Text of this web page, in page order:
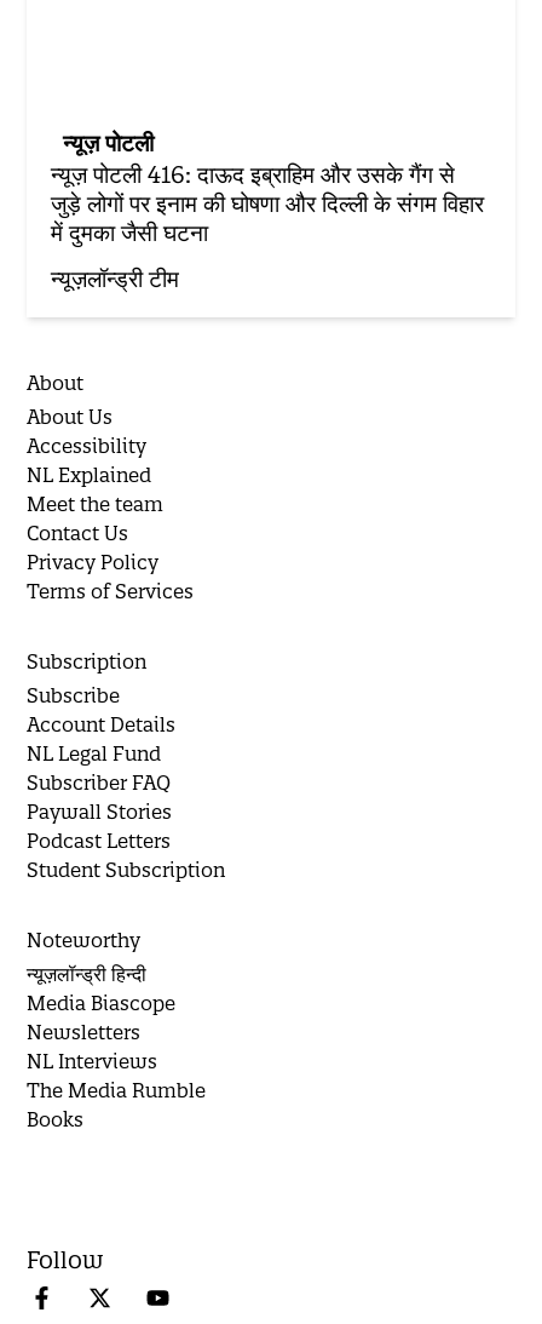
न्यूज़ पोटली
न्यूज़ पोटली 416: दाऊद इब्राहिम और उसके गैंग से
जुड़े लोगों पर इनाम की घोषणा और दिल्ली के संगम विहार
में दुमका जैसी घटना
न्यूज़लॉन्ड्री टीम
About
About Us
Accessibility
NL Explained
Meet the team
Contact Us
Privacy Policy
Terms of Services
Subscription
Subscribe
Account Details
NL Legal Fund
Subscriber FAQ
Paywall Stories
Podcast Letters
Student Subscription
Noteworthy
न्यूज़लॉन्ड्री हिन्दी
Media Biascope
Newsletters
NL Interviews
The Media Rumble
Books
Follow